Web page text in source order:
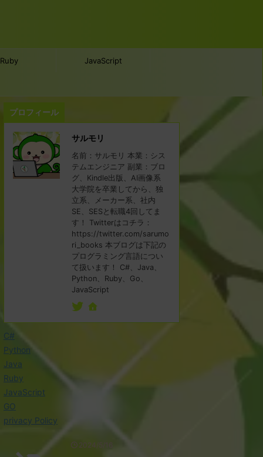
Ruby JavaScript
プロフィール
サルモリ
名前：サルモリ 本業：シス
テムエンジニア 副業：ブロ
グ、Kindle出版、AI画像系
大学院を卒業してから、独
立系、メーカー系、社内
SE、SESと転職4回してま
す！ Twitterはコチラ：
https://twitter.com/sarumo
ri_books 本ブログは下記の
プログラミング言語につい
て扱います！ C#、Java、
Python、Ruby、Go、
JavaScript
C#
Python
Java
Ruby
JavaScript
GO
privacy Policy
2024/5/16